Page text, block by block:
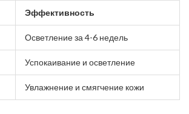
Эффективность
Осветление за 4-6 недель
Успокаивание и осветление
Увлажнение и смягчение кожи